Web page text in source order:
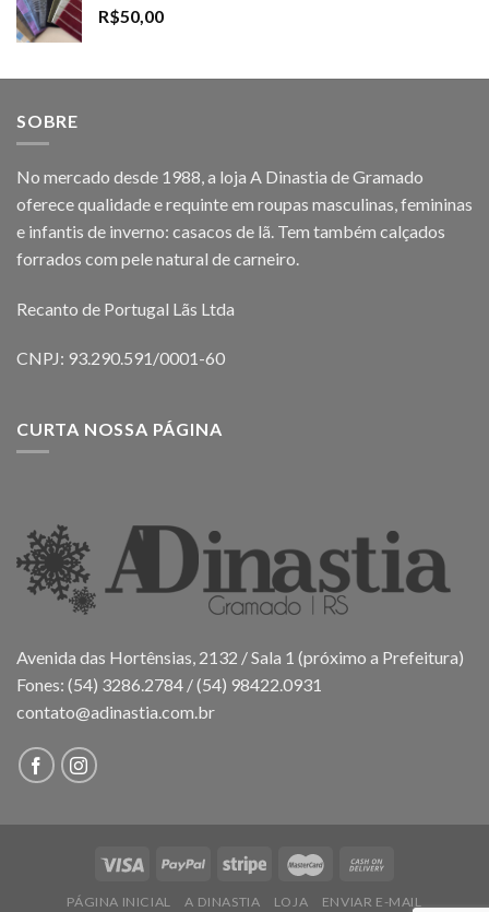
R$50,00
SOBRE
No mercado desde 1988, a loja A Dinastia de Gramado
oferece qualidade e requinte em roupas masculinas, femininas
e infantis de inverno: casacos de lã. Tem também calçados
forrados com pele natural de carneiro.
Recanto de Portugal Lãs Ltda
CNPJ: 93.290.591/0001-60
CURTA NOSSA PÁGINA
Avenida das Hortênsias, 2132 / Sala 1 (próximo a Prefeitura)
Fones: (54) 3286.2784 / (54) 98422.0931
contato@adinastia.com.br
PÁGINA INICIAL A DINASTIA LOJA ENVIAR E-MAIL